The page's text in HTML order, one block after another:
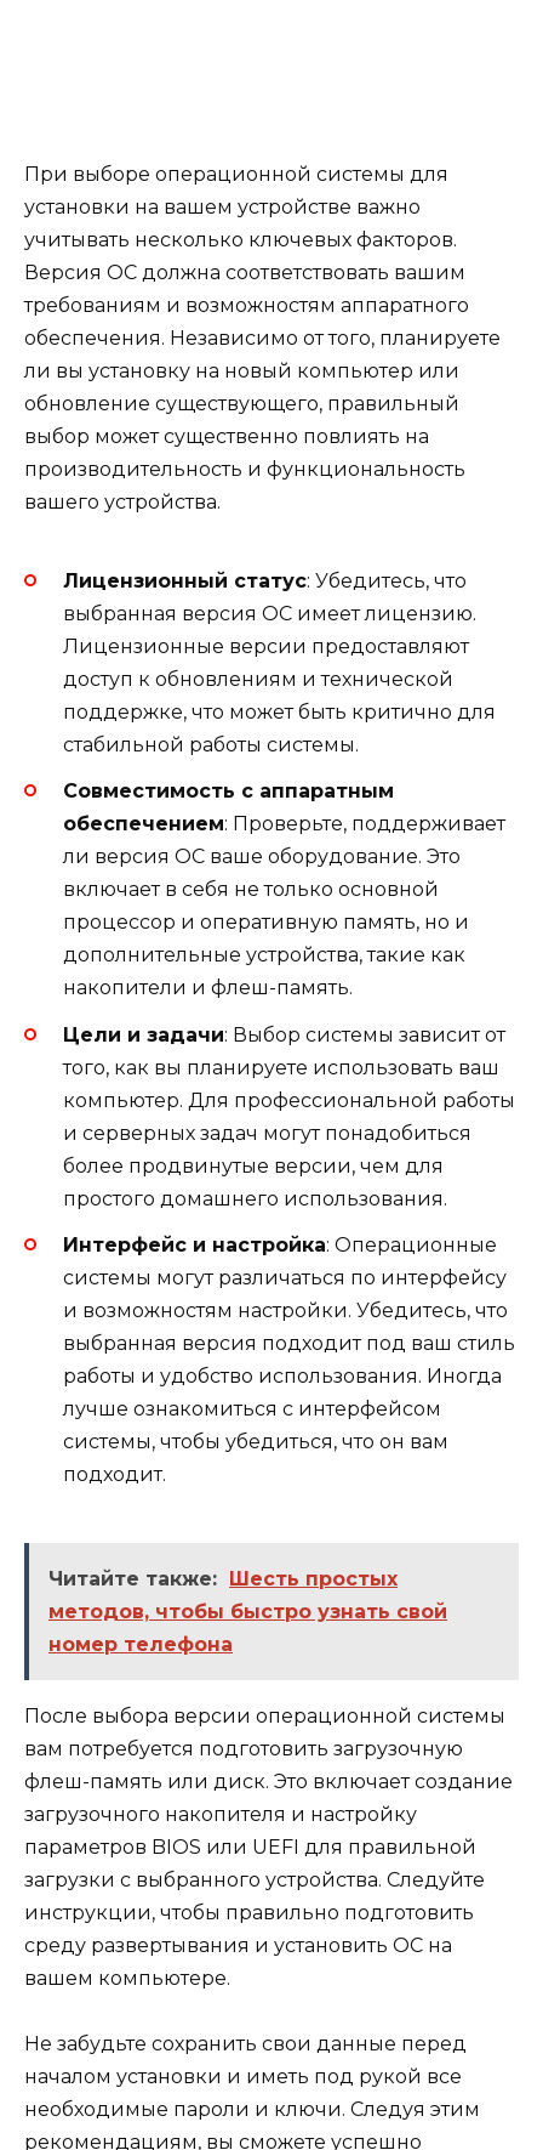
При выборе операционной системы для
установки на вашем устройстве важно
учитывать несколько ключевых факторов.
Версия ОС должна соответствовать вашим
требованиям и возможностям аппаратного
обеспечения. Независимо от того, планируете
ли вы установку на новый компьютер или
обновление существующего, правильный
выбор может существенно повлиять на
производительность и функциональность
вашего устройства.
Лицензионный статус: Убедитесь, что
выбранная версия ОС имеет лицензию.
Лицензионные версии предоставляют
доступ к обновлениям и технической
поддержке, что может быть критично для
стабильной работы системы.
Совместимость с аппаратным
обеспечением: Проверьте, поддерживает
ли версия ОС ваше оборудование. Это
включает в себя не только основной
процессор и оперативную память, но и
дополнительные устройства, такие как
накопители и флеш-память.
Цели и задачи: Выбор системы зависит от
того, как вы планируете использовать ваш
компьютер. Для профессиональной работы
и серверных задач могут понадобиться
более продвинутые версии, чем для
простого домашнего использования.
Интерфейс и настройка: Операционные
системы могут различаться по интерфейсу
и возможностям настройки. Убедитесь, что
выбранная версия подходит под ваш стиль
работы и удобство использования. Иногда
лучше ознакомиться с интерфейсом
системы, чтобы убедиться, что он вам
подходит.
Читайте также: Шесть простых
методов, чтобы быстро узнать свой
номер телефона
После выбора версии операционной системы
вам потребуется подготовить загрузочную
флеш-память или диск. Это включает создание
загрузочного накопителя и настройку
параметров BIOS или UEFI для правильной
загрузки с выбранного устройства. Следуйте
инструкции, чтобы правильно подготовить
среду развертывания и установить ОС на
вашем компьютере.
Не забудьте сохранить свои данные перед
началом установки и иметь под рукой все
необходимые пароли и ключи. Следуя этим
рекомендациям, вы сможете успешно